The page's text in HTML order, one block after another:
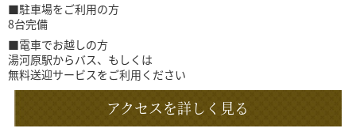
■駐車場をご利用の方
8台完備
■電車でお越しの方
湯河原駅からバス、もしくは
無料送迎サービスをご利用ください
アクセスを詳しく見る